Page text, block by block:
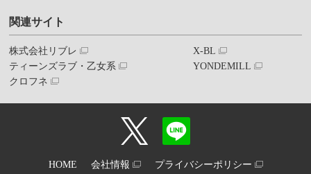
関連サイト
株式会社リブレ
ティーンズラブ・乙女系
クロフネ
X-BL
YONDEMILL
HOME 会社情報 プライバシーポリシー